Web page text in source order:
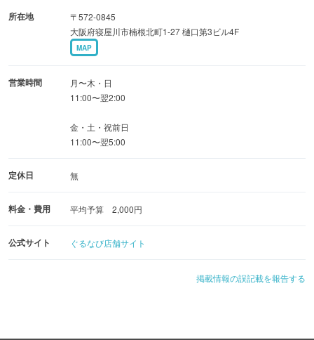
◆歓送迎会や誕生日会はもちろん、会議やテレワーク、レ
ッスンなど活用法は自由自在！
完全防音のプライベート空間で、自慢の料理とカラオケを
心ゆくまで満喫◎
所在地
〒572-0845
大阪府寝屋川市楠根北町1-27 樋口第3ビル4F
MAP
営業時間
月〜木・日
11:00〜翌2:00
金・土・祝前日
11:00〜翌5:00
定休日 無
料金・費用 平均予算 2,000円
公式サイト ぐるなび店舗サイト
掲載情報の誤記載を報告する